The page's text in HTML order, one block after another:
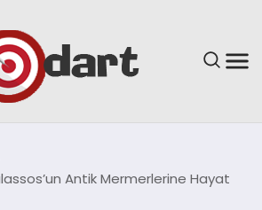
Antik Mermerlerine Hayat